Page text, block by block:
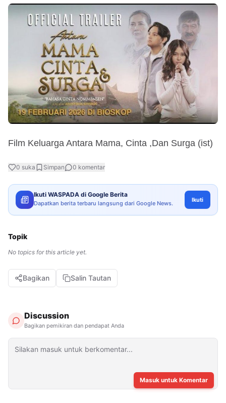
Film Keluarga Antara Mama, Cinta ,Dan Surga (ist)
0 suka Simpan 0 komentar
Ikuti WASPADA di Google Berita
Dapatkan berita terbaru langsung dari Google News. Ikuti
Topik
No topics for this article yet.
Bagikan Salin Tautan
Discussion
Bagikan pemikiran dan pendapat Anda
Masuk untuk Komentar